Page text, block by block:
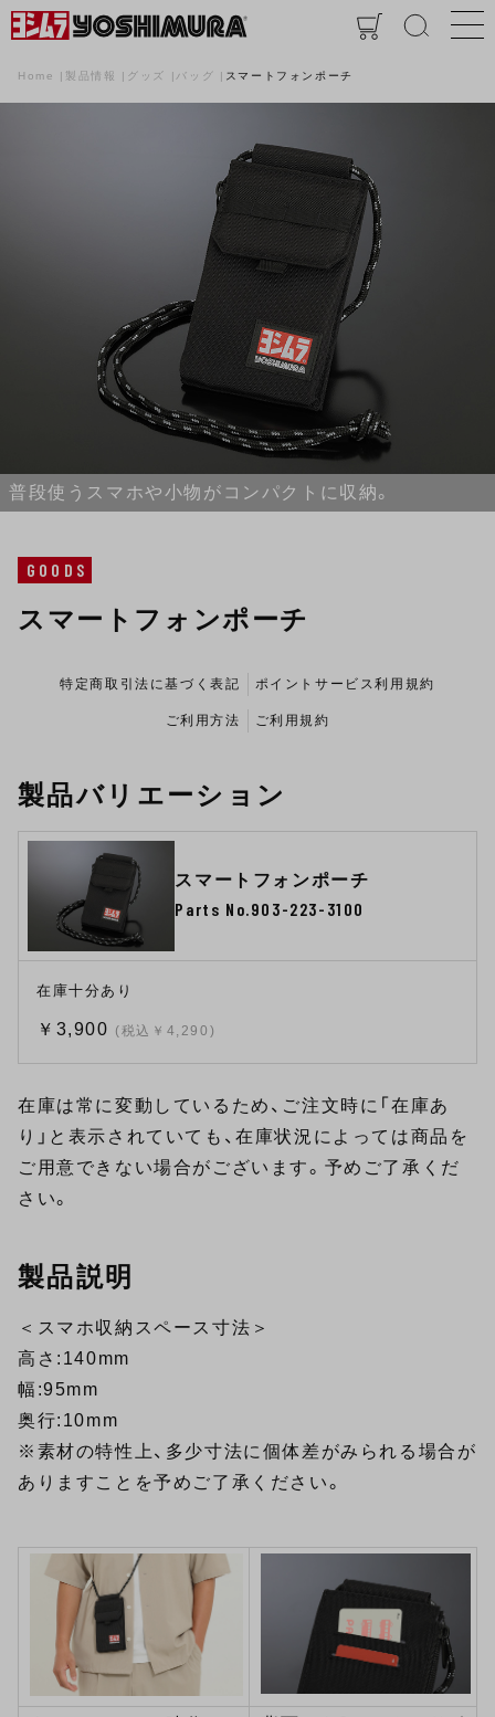
Home 製品情報 グッズ バッグ スマートフォンポーチ
普段使うスマホや小物がコンパクトに収納。
GOODS
スマートフォンポーチ
特定商取引法に基づく表記 ポイントサービス利用規約
ご利用方法 ご利用規約
製品バリエーション
スマートフォンポーチ
Parts No.903-223-3100
在庫十分あり
￥3,900 (税込￥4,290)
在庫は常に変動しているため、ご注文時に「在庫あ
り」と表示されていても、在庫状況によっては商品を
ご用意できない場合がございます。予めご了承くだ
さい。
製品説明
＜スマホ収納スペース寸法＞
高さ:140mm
幅:95mm
奥行:10mm
※素材の特性上、多少寸法に個体差がみられる場合が
ありますことを予めご了承ください。